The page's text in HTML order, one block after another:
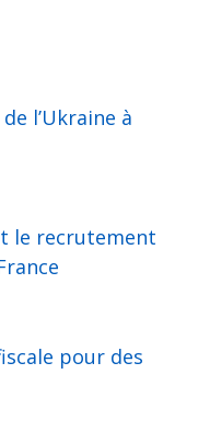
l’Ukraine à
le recrutement
pour des